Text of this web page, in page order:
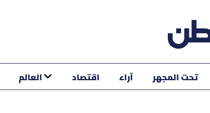
تحت المجهر آراء اقتصاد العالم